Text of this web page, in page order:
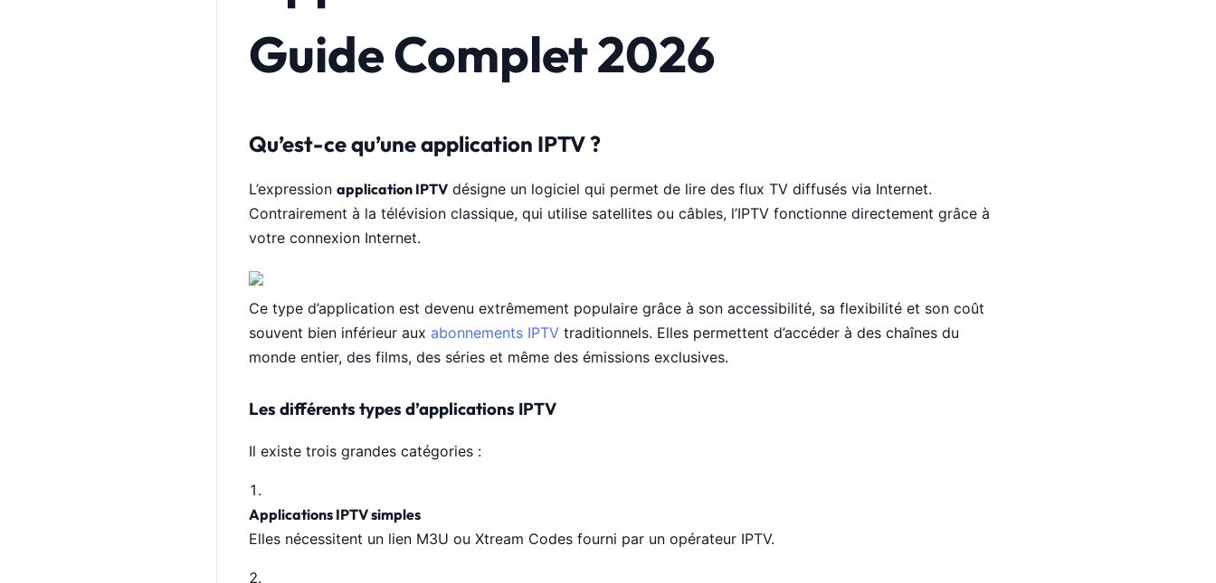
Guide Complet 2026
Qu’est-ce qu’une application IPTV ?
L’expression application IPTVdésigne un logiciel qui permet de lire des flux TV diffusés via Internet.
Contrairement à la télévision classique, qui utilise satellites ou câbles, l’IPTV fonctionne directement grâce à
votre connexion Internet.
Ce type d’application est devenu extrêmement populaire grâce à son accessibilité, sa flexibilité et son coût
souvent bien inférieur aux abonnements IPTVtraditionnels. Elles permettent d’accéder à des chaînes du
monde entier, des films, des séries et même des émissions exclusives.
Les différents types d’applications IPTV
Il existe trois grandes catégories :
Applications IPTV simples
Elles nécessitent un lien M3U ou Xtream Codes fourni par un opérateur IPTV.